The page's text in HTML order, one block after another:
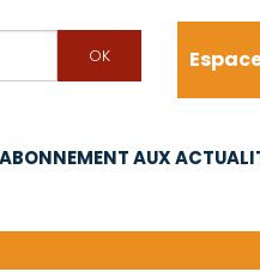
AUX